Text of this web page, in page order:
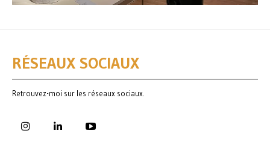
RÉSEAUX SOCIAUX
Retrouvez-moi sur les réseaux sociaux.